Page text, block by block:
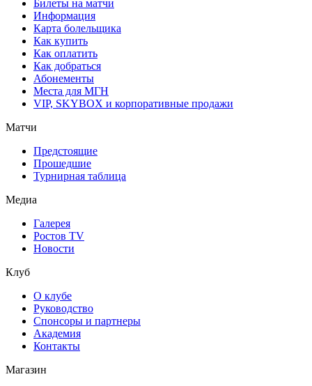
Билеты на матчи
Информация
Карта болельщика
Как купить
Как оплатить
Как добраться
Абонементы
Места для МГН
VIP, SKYBOX и корпоративные продажи
Матчи
Предстоящие
Прошедшие
Турнирная таблица
Медиа
Галерея
Ростов TV
Новости
Клуб
О клубе
Руководство
Спонсоры и партнеры
Академия
Контакты
Магазин